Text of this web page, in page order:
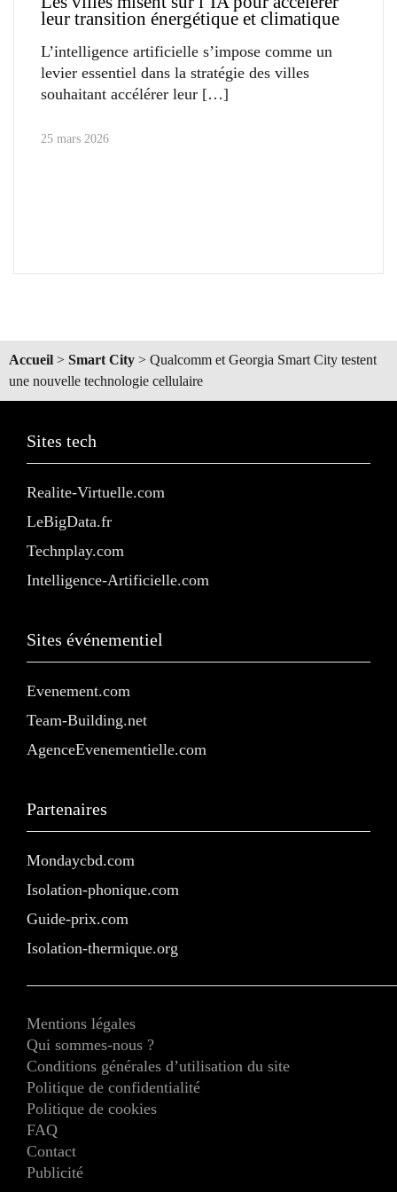
leur transition énergétique et climatique
L’intelligence artificielle s’impose comme un
levier essentiel dans la stratégie des villes
souhaitant accélérer leur
25 mars 2026
Accueil > Smart City > Qualcomm et Georgia Smart City testent
une nouvelle technologie cellulaire
Sites tech
Realite-Virtuelle.com
LeBigData.fr
Technplay.com
Intelligence-Artificielle.com
Sites événementiel
Evenement.com
Team-Building.net
AgenceEvenementielle.com
Partenaires
Mondaycbd.com
Isolation-phonique.com
Guide-prix.com
Isolation-thermique.org
Mentions légales
Qui sommes-nous ?
Conditions générales d’utilisation du site
Politique de confidentialité
Politique de cookies
FAQ
Contact
Publicité